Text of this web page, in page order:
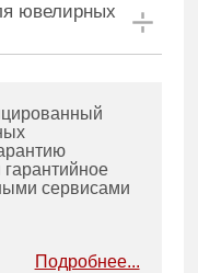
ювелирных
гарантийное
сервисами
Подробнее...